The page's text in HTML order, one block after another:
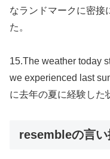
なランドマークに密接
た。
15.The weather today
we experienced last
に去年の夏に経験した
resembleの言い